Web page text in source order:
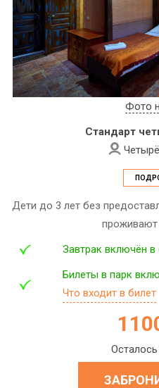
Фото
Стандарт
Дети до 3 лет без
проживают
Завтрак включён в
Билеты в парк
Что входит в билет